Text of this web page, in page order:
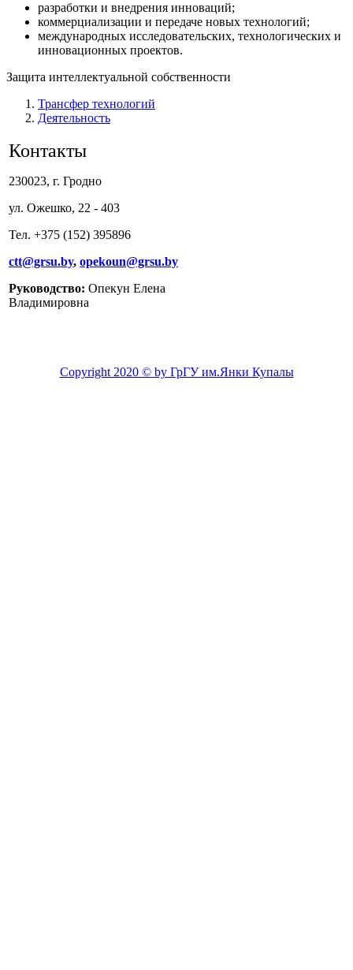
разработки и внедрения инноваций;
коммерциализации и передаче новых технологий;
международных исследовательских, технологических и
инновационных проектов.
Защита интеллектуальной собственности
Трансфер технологий
Деятельность
Контакты
230023, г. Гродно
ул. Ожешко, 22 - 403
Тел. +375 (152) 395896
ctt@grsu.by, opekoun@grsu.by
Руководство: Опекун Елена
Владимировна
Copyright 2020 © by ГрГУ им.Янки Купалы